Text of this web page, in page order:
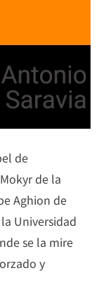
de
de la
Aghion de
Universidad
se la mire
y